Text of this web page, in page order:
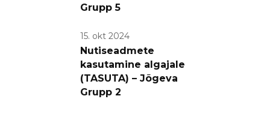
Grupp 5
15. okt 2024
Nutiseadmete
kasutamine algajale
(TASUTA) – Jõgeva
Grupp 2